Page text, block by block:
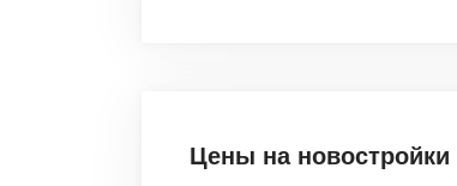
Цены на новостройки